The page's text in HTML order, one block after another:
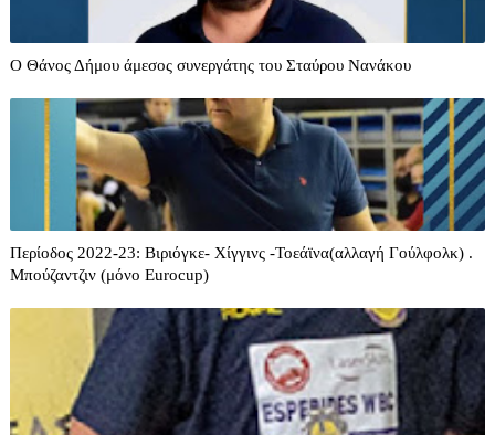
O Θάνος Δήμου άμεσος συνεργάτης του Σταύρου Νανάκου
Περίοδος 2022-23: Βιριόγκε- Χίγγινς -Τοεάϊνα(αλλαγή Γούλφολκ) .
Μπούζαντζιν (μόνο Eurocup)